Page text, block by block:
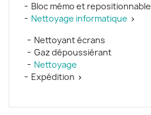
Bloc mémo et repositionnable
Nettoyage informatique 
Nettoyant écrans
Gaz dépoussiérant
Nettoyage
Expédition 